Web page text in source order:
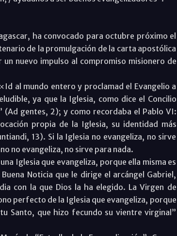
ha convocado para octubre próximo el
de la promulgación de la carta apostólica
nuevo impulso al compromiso misionero de
al mundo entero y proclamad el Evangelio a
ya que la Iglesia, como dice el Concilio
gentes, 2); y como recordaba el Pablo VI:
propia de la Iglesia, su identidad más
13). Si la Iglesia no evangeliza, no sirve
no evangeliza, no sirve para nada.
Iglesia que evangeliza, porque ella misma es
Noticia que le dirige el arcángel Gabriel,
con la que Dios la ha elegido. La Virgen de
perfecto de la Iglesia que evangeliza, porque
Santo, que hizo fecundo su vientre virginal”